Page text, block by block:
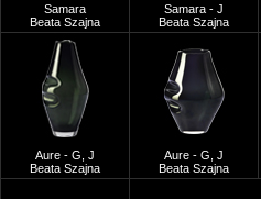
Samara
Beata Szajna
Samara - J
Beata Szajna
Aure - G, J
Beata Szajna
Aure - G, J
Beata Szajna